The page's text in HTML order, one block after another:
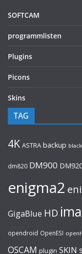
SOFTCAM
programmlisten
Plugins
Picons
Skins
TAG
4K ASTRA backup
dm820 DM900
enigma2
GigaBlue HD
opendroid OpenESI
OSCAM plugin SKIN